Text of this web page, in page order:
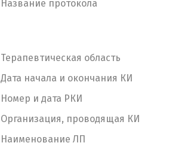
Название протокола
Терапевтическая область
Дата начала и окончания КИ
Номер и дата РКИ
Организация, проводящая КИ
Наименование ЛП